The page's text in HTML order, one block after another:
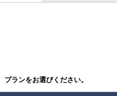
ランをお選びください。